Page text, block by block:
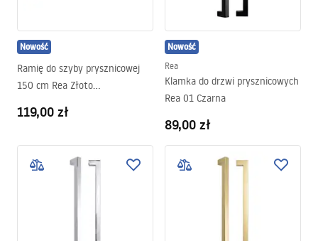
Nowość
Ramię do szyby prysznicowej
150 cm Rea Złoto
119,00 zł
Nowość
Rea
Klamka do drzwi prysznicowych
Rea 01 Czarna
89,00 zł